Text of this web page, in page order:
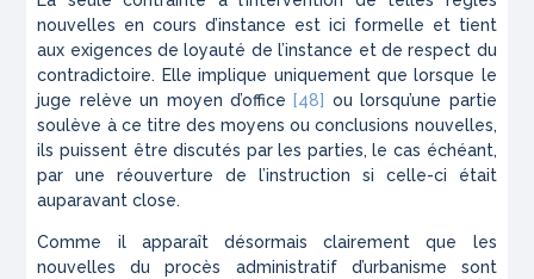
nouvelles en cours d’instance est ici formelle et tient
aux exigences de loyauté de l’instance et de respect du
contradictoire. Elle implique uniquement que lorsque le
juge relève un moyen d’office [48] ou lorsqu’une partie
soulève à ce titre des moyens ou conclusions nouvelles,
ils puissent être discutés par les parties, le cas échéant,
par une réouverture de l’instruction si celle-ci était
auparavant close.
Comme il apparaît désormais clairement que les
nouvelles du procès administratif d’urbanisme sont